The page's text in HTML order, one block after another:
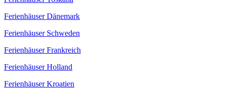
Ferienhäuser Dänemark
Ferienhäuser Schweden
Ferienhäuser Frankreich
Ferienhäuser Holland
Ferienhäuser Kroatien